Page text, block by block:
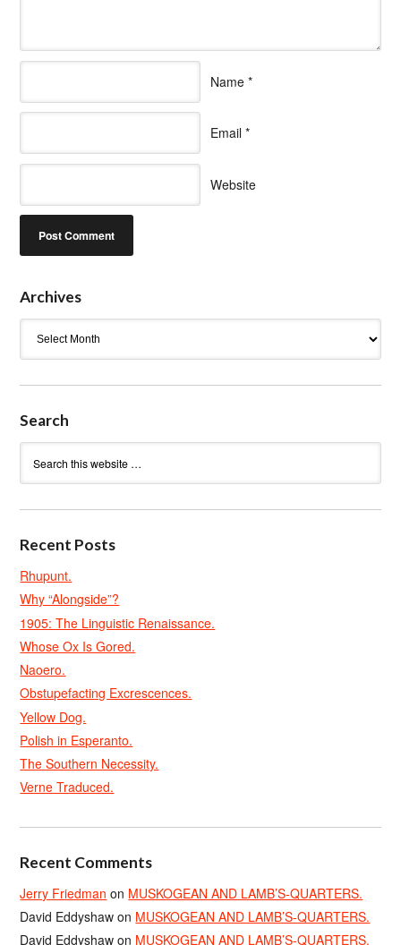
Name *
Email *
Website
Archives
Search
Recent Posts
Rhupunt.
Why “Alongside”?
1905: The Linguistic Renaissance.
Whose Ox Is Gored.
Naoero.
Obstupefacting Excrescences.
Yellow Dog.
Polish in Esperanto.
The Southern Necessity.
Verne Traduced.
Recent Comments
Jerry Friedman on MUSKOGEAN AND LAMB’S-QUARTERS.
David Eddyshaw on MUSKOGEAN AND LAMB’S-QUARTERS.
David Eddyshaw on MUSKOGEAN AND LAMB’S-QUARTERS.